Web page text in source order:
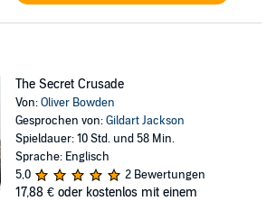
The Secret Crusade
Von:Oliver Bowden
Gesprochen von:Gildart Jackson
Spieldauer: 10 Std. und 58 Min.
Sprache: Englisch
5,0
2 Bewertungen
17,88 € oder kostenlos mit einem